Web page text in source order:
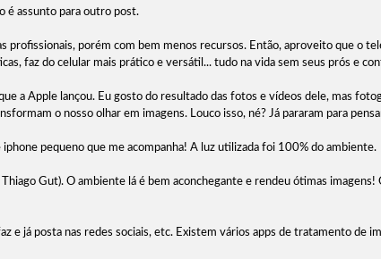
é assunto para outro post.
profissionais, porém com bem menos recursos. Então, aproveito que o
faz do celular mais prático e versátil... tudo na vida sem seus prós e
a Apple lançou. Eu gosto do resultado das fotos e vídeos dele, mas
o nosso olhar em imagens. Louco isso, né? Já pararam para
pequeno que me acompanha! A luz utilizada foi 100% do ambiente.
Gut). O ambiente lá é bem aconchegante e rendeu ótimas
e já posta nas redes sociais, etc. Existem vários apps de tratamento de